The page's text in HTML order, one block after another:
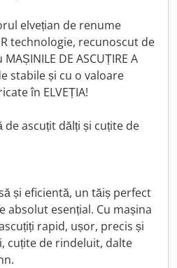
elvețian de renume
technologie, recunoscut de
DE ASCUȚIRE A
stabile și cu o valoare
în ELVEȚIA!
de ascuțit dălți și cuțite de
și eficientă, un tăiș perfect
absolut esențial. Cu mașina
rapid, ușor, precis și
cuțite de rindeluit, dalte